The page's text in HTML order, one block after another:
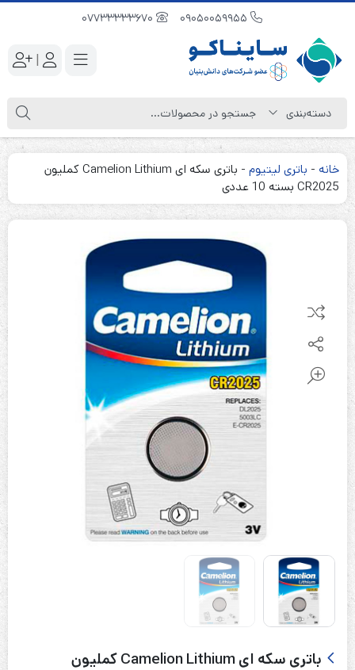
|
خانه - باتری لیتیوم -
باتری سکه ای Camelion Lithium کملیون
CR2025 بسته 10 عددی
باتری سکه ای Camelion Lithium کملیون